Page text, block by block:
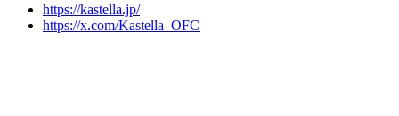
https://kastella.jp/
https://x.com/Kastella_OFC